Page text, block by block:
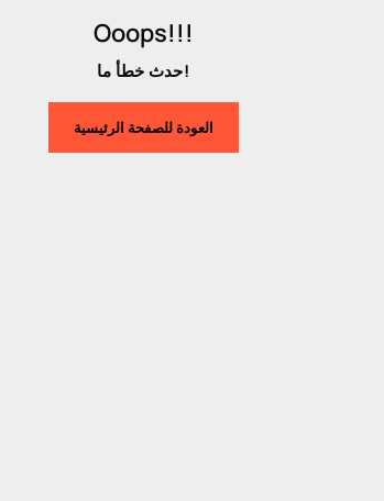
Ooops!!!
حدث خطأ ما!
العودة للصفحة الرئيسية